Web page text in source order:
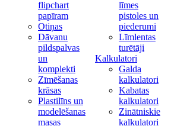
flipchart
papīram
Otiņas
Dāvanu
pildspalvas
un
komplekti
Zīmēšanas
krāsas
Plastilīns un
modelēšanas
masas
līmes
pistoles un
piederumi
Līmlentas
turētāji
Kalkulatori
Galda
kalkulatori
Kabatas
kalkulatori
Zinātniskie
kalkulatori